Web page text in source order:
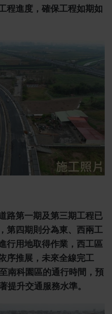
程進度，確保工程如期如
路第一期及第三期工程已
第四期則分為東、西兩工
行用地取得作業，西工區
序推展，未來全線完工
南科園區的通行時間，預
提升交通服務水準。